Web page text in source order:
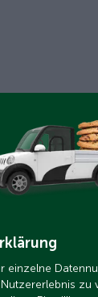
einzelne
zu